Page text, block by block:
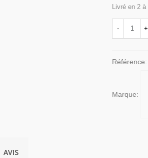
Livré en 2 à
- +
Référence:
Marque:
AVIS